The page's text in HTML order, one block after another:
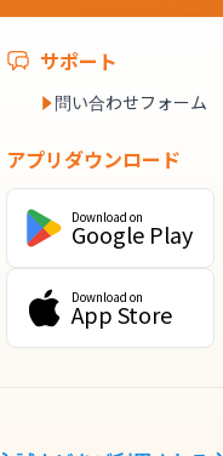
サポート
問い合わせフォーム
アプリダウンロード
Download on
Google Play
Download on
App Store